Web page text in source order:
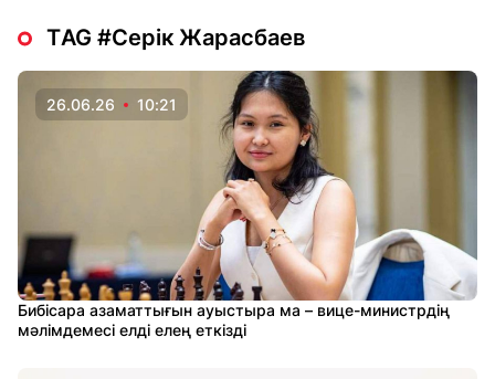
ТAG #Серік Жарасбаев
26.06.26 10:21
Бибісара азаматтығын ауыстыра ма – вице-министрдің
мәлімдемесі елді елең еткізді